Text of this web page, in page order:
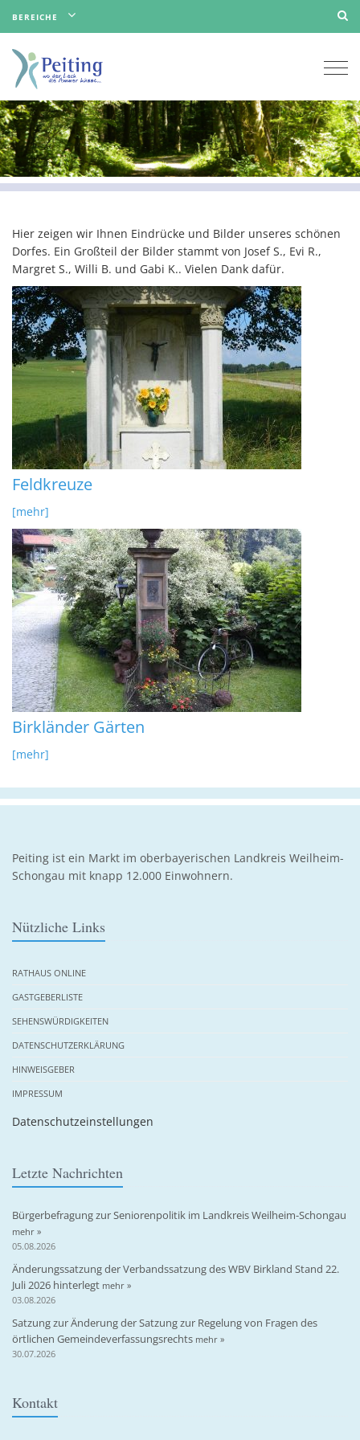
BEREICHE
Hier zeigen wir Ihnen Eindrücke und Bilder unseres schönen
Dorfes. Ein Großteil der Bilder stammt von Josef S., Evi R.,
Margret S., Willi B. und Gabi K.. Vielen Dank dafür.
Feldkreuze
[mehr]
Birkländer Gärten
[mehr]
Peiting ist ein Markt im oberbayerischen Landkreis Weilheim-
Schongau mit knapp 12.000 Einwohnern.
Nützliche Links
RATHAUS ONLINE
GASTGEBERLISTE
SEHENSWÜRDIGKEITEN
DATENSCHUTZERKLÄRUNG
HINWEISGEBER
IMPRESSUM
Datenschutzeinstellungen
Letzte Nachrichten
Bürgerbefragung zur Seniorenpolitik im Landkreis Weilheim-Schongau
mehr »
05.08.2026
Änderungssatzung der Verbandssatzung des WBV Birkland Stand 22.
Juli 2026 hinterlegt mehr »
03.08.2026
Satzung zur Änderung der Satzung zur Regelung von Fragen des
örtlichen Gemeindeverfassungsrechts mehr »
30.07.2026
Kontakt